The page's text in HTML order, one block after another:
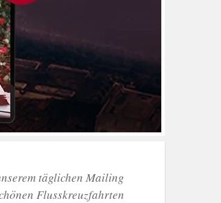
täglichen Mailing
Flusskreuzfahrten